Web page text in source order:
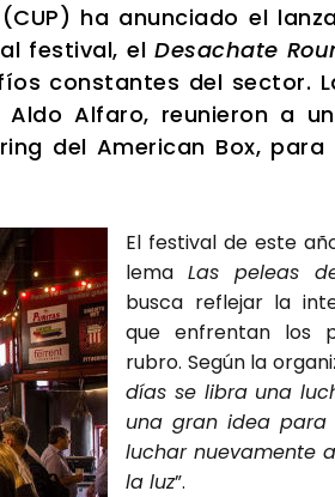
ha anun­cia­do el
fes­ti­val, elDes­acha­te
cons­tan­tes del sec­tor.
Aldo Alfa­ro, reu­nie­ron a
del Ame­ri­can Box,
El fes­ti­val de este
lemaLas peleas
bus­ca refle­jar la
que enfren­tan los
rubro. Según la
días se libra una
una gran idea para
luchar nue­va­men­te
la luz”.